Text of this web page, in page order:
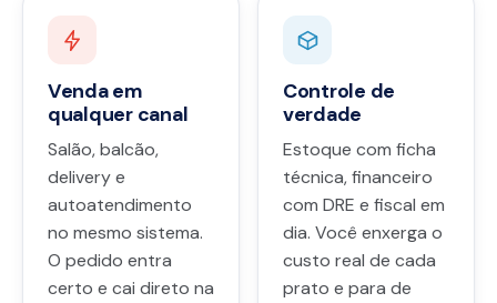
Venda em
qualquer canal
Salão, balcão,
delivery e
autoatendimento
no mesmo sistema.
O pedido entra
certo e cai direto na
Controle de
verdade
Estoque com ficha
técnica, financeiro
com DRE e fiscal em
dia. Você enxerga o
custo real de cada
prato e para de